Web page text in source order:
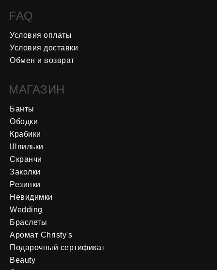
Подарочный сертификат
Аромат Christy's
Браслеты
Wedding
Резинки
Невидимки
Заколки
Скранчи
Шпильки
Крабики
Ободки
Банты
МАГАЗИН
Обмен и возврат
Условия доставки
Условия оплаты
FAQ
Beauty